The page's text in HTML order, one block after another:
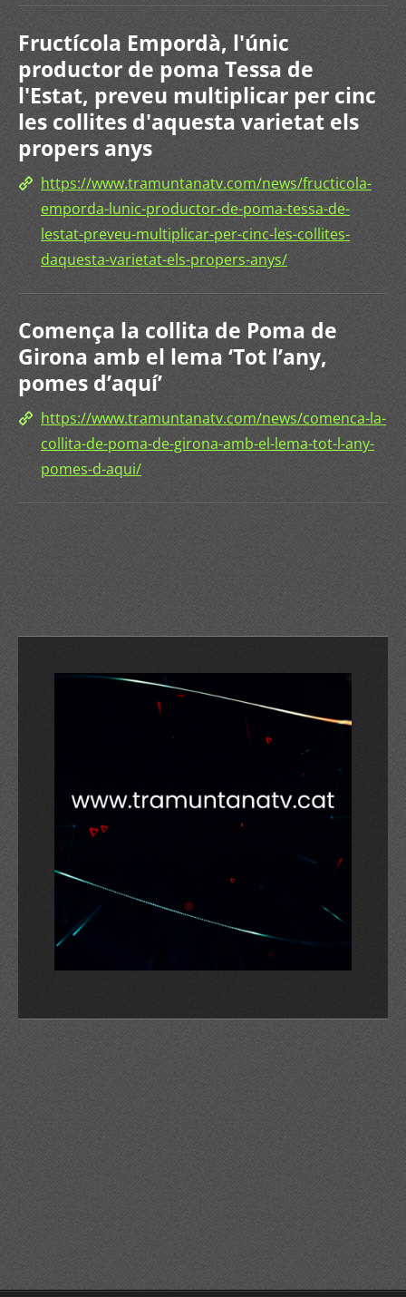
Fructícola Empordà, l'únic
productor de poma Tessa de
l'Estat, preveu multiplicar per cinc
les collites d'aquesta varietat els
propers anys
https://www.tramuntanatv.com/news/fructicola-
emporda-lunic-productor-de-poma-tessa-de-
lestat-preveu-multiplicar-per-cinc-les-collites-
daquesta-varietat-els-propers-anys/
Comença la collita de Poma de
Girona amb el lema ‘Tot l’any,
pomes d’aquí’
https://www.tramuntanatv.com/news/comenca-la-
collita-de-poma-de-girona-amb-el-lema-tot-l-any-
pomes-d-aqui/